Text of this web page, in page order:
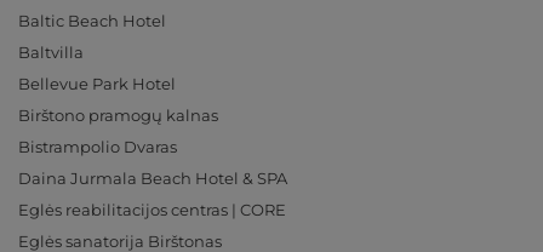
Baltic Beach Hotel
Baltvilla
Bellevue Park Hotel
Birštono pramogų kalnas
Bistrampolio Dvaras
Daina Jurmala Beach Hotel & SPA
Eglės reabilitacijos centras | CORE
Eglės sanatorija Birštonas